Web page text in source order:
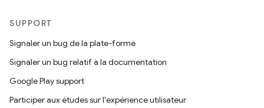
SUPPORT
Signaler un bug de la plate-forme
Signaler un bug relatif à la documentation
Google Play support
Participer aux études sur l'expérience utilisateur